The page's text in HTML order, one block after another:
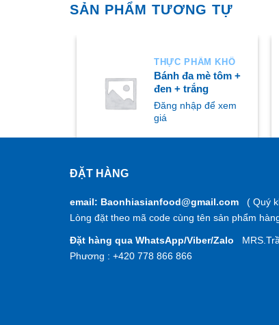
SẢN PHẨM TƯƠNG TỰ
THỰC PHẨM KHÔ
Bánh đa mè tôm +
đen + trắng
Đăng nhập để xem
giá
ĐẶT HÀNG
email: Baonhiasianfood@gmail.com ( Quý
Lòng đặt theo mã code cùng tên sản phẩm
Đặt hàng qua WhatsApp/Viber/Zalo
Phương : +420 778 866 866